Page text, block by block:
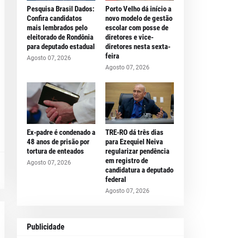
Pesquisa Brasil Dados:
Confira candidatos
mais lembrados pelo
eleitorado de Rondônia
para deputado estadual
Agosto 07, 2026
Porto Velho dá início a
novo modelo de gestão
escolar com posse de
diretores e vice-
diretores nesta sexta-
feira
Agosto 07, 2026
Ex-padre é condenado a
48 anos de prisão por
tortura de enteados
Agosto 07, 2026
TRE-RO dá três dias
para Ezequiel Neiva
regularizar pendência
em registro de
candidatura a deputado
federal
Agosto 07, 2026
Publicidade